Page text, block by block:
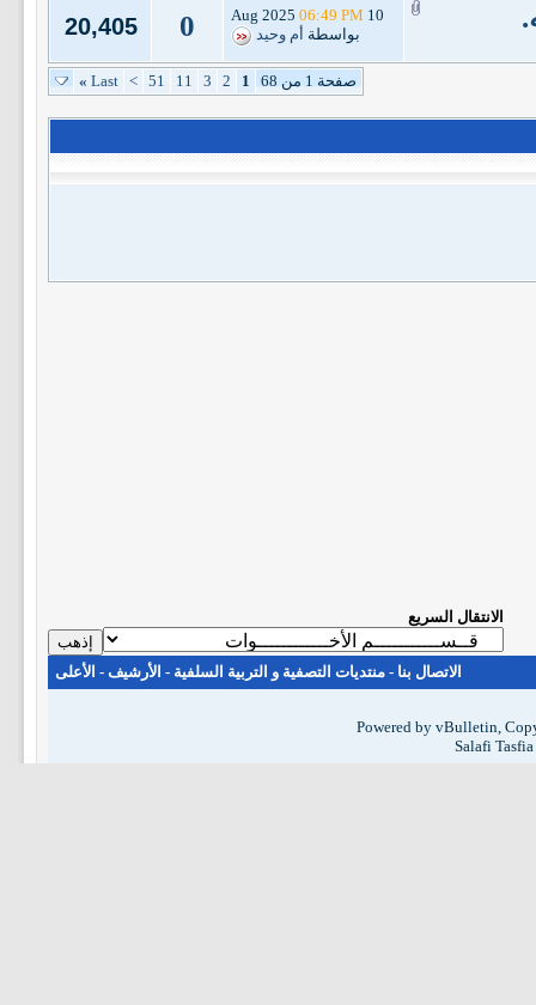
10 Aug 2025
06:49 PM
بواسطة أم وحيد 0
20,405
صفحة 1 من 68 1
2
3
11
51
>
Last
»
الانتقال السريع
الاتصال بنا - منتديات التصفية و التربية السلفية - الأرشيف - الأعلى
Powered by vBulletin,
Salafi